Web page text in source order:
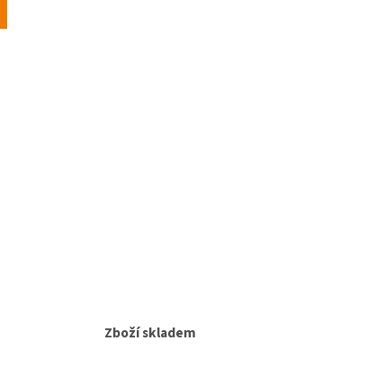
Zboží skladem